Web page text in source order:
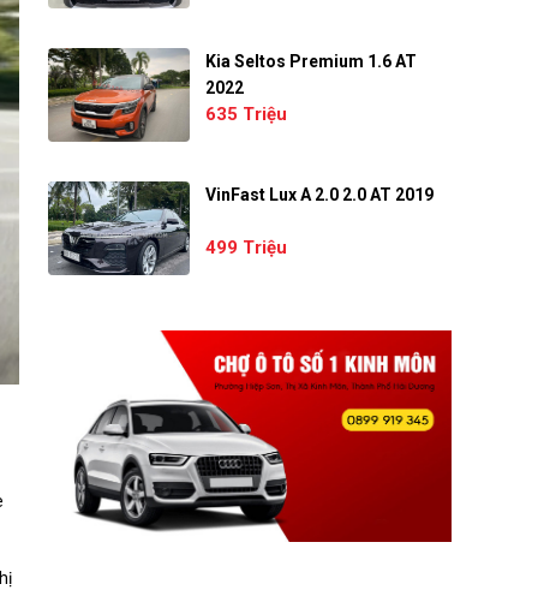
Kia Seltos Premium 1.6 AT
2022
635 Triệu
VinFast Lux A 2.0 2.0 AT 2019
499 Triệu